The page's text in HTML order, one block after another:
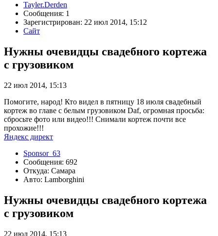
Tayler.Derden
Сообщения: 1
Зарегистрирован: 22 июл 2014, 15:12
Сайт
Нужны очевидцы свадебного кортежа
с грузовиком
22 июл 2014, 15:13
Помогите, народ! Кто видел в пятницу 18 июля свадебный
кортеж во главе с белым грузовиком Daf, огромная просьба:
сбросьте фото или видео!!! Снимали кортеж почти все
прохожие!!!
Яндекс директ
Sponsor_63
Сообщения: 692
Откуда: Самара
Авто: Lamborghini
Нужны очевидцы свадебного кортежа
с грузовиком
22 июл 2014, 15:13